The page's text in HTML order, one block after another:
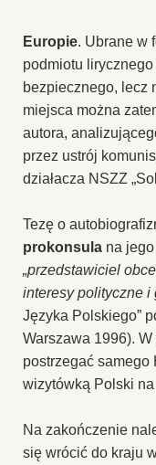
Europie. Ubrane w
podmiotu
bezpiecznego, lecz
miejsca można
autora,
przez ustrój
działacza NSZZ
Tezę o
prokonsula na
„przedstawiciel
interesy polityczne i
Języka Polskiego”
Warszawa 1996).
postrzegać samego
wizytówką Polski
Na zakończenie
się wrócić do kraju